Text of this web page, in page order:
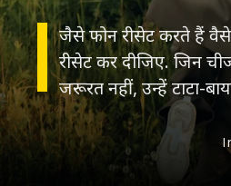
जैसे फोन रीसेट करते हैं
रीसेट कर दीजिए. जिन
जरूरत नहीं, उन्हें टाटा-